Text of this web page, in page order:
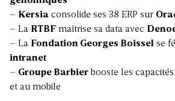
– Kersia consolide ses 38 ERP sur
– La RTBF maîtrise sa data avec
– La Fondation Georges Boissel se
intranet
– Groupe Barbier booste les capacités
et au mobile